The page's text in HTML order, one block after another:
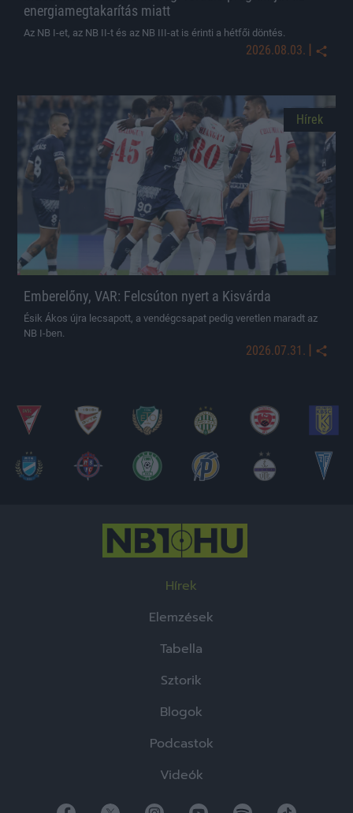
energiamegtakarítás miatt
Az NB I-et, az NB II-t és az NB III-at is érinti a hétfői döntés.
2026.08.03. |
Hírek
Emberelőny, VAR: Felcsúton nyert a Kisvárda
Ésik Ákos újra lecsapott, a vendégcsapat pedig veretlen maradt az
NB I-ben.
2026.07.31. |
Hírek
Elemzések
Tabella
Sztorik
Blogok
Podcastok
Videók